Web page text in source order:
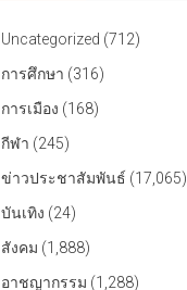
Uncategorized (712)
การศึกษา (316)
การเมือง (168)
กีฬา (245)
ข่าวประชาสัมพันธ์ (17,065)
บันเทิง (24)
สังคม (1,888)
อาชญากรรม (1,288)